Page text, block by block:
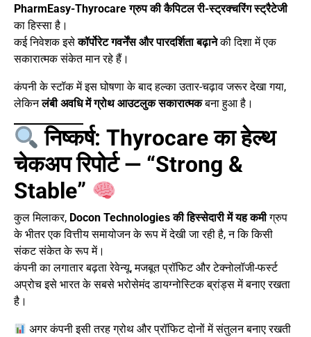
PharmEasy-Thyrocare ग्रुप की कैपिटल री-स्ट्रक्चरिंग स्ट्रैटेजी
का हिस्सा है।
कई निवेशक इसेकॉर्पोरेट गवर्नेंस और पारदर्शिता बढ़ानेकी दिशा में एक
सकारात्मक संकेत मान रहे हैं।
कंपनी के स्टॉक में इस घोषणा के बाद हल्का उतार-चढ़ाव जरूर देखा गया,
लेकिनलंबी अवधि में ग्रोथ आउटलुक सकारात्मकबना हुआ है।
निष्कर्ष: Thyrocare का हेल्थ
चेकअप रिपोर्ट — “Strong &
Stable”
कुल मिलाकर, Docon Technologies की हिस्सेदारी में यह कमीग्रुप
के भीतर एक वित्तीय समायोजन के रूप में देखी जा रही है, न कि किसी
संकट संकेत के रूप में।
कंपनी का लगातार बढ़ता रेवेन्यू, मजबूत प्रॉफिट और टेक्नोलॉजी-फर्स्ट
अप्रोच इसे भारत के सबसे भरोसेमंद डायग्नोस्टिक ब्रांड्स में बनाए रखता
है।
अगर कंपनी इसी तरह ग्रोथ और प्रॉफिट दोनों में संतुलन बनाए रखती